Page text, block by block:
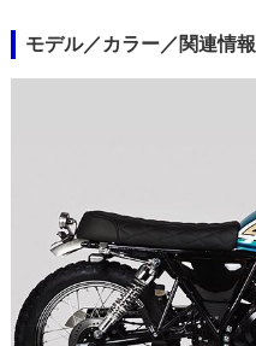
モデル／カラー／関連情報